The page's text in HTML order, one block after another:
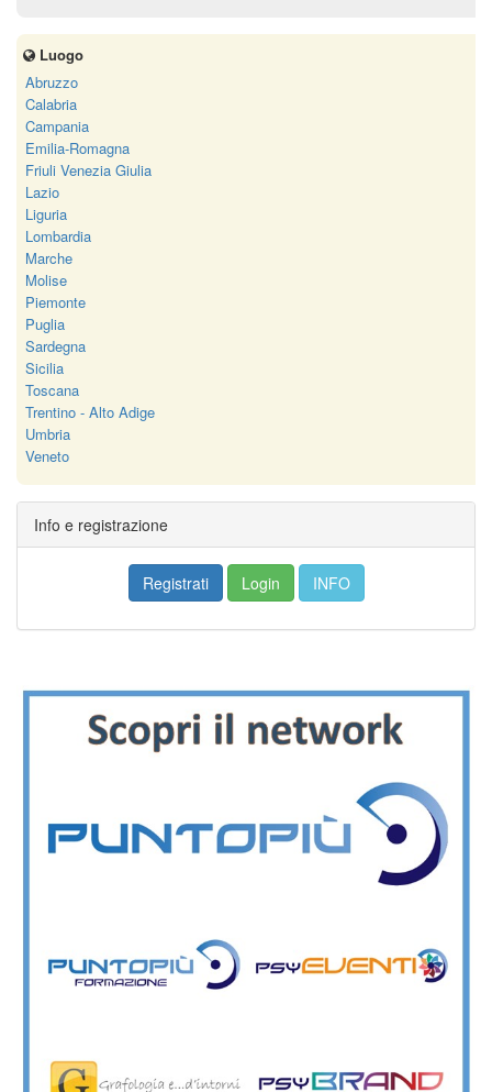
Luogo
Abruzzo
Calabria
Campania
Emilia-Romagna
Friuli Venezia Giulia
Lazio
Liguria
Lombardia
Marche
Molise
Piemonte
Puglia
Sardegna
Sicilia
Toscana
Trentino - Alto Adige
Umbria
Veneto
Info e registrazione
Registrati Login INFO